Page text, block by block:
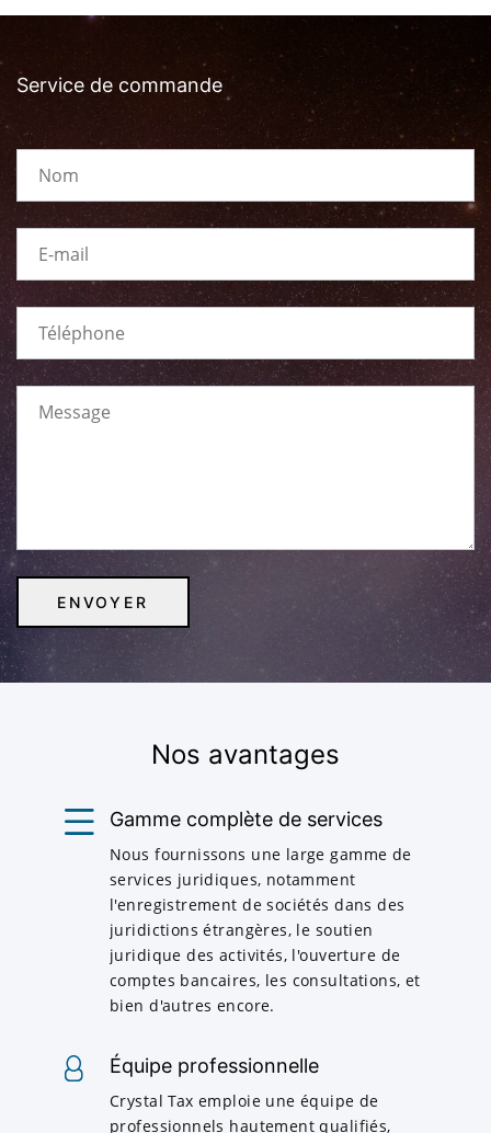
Service de commande
Nos avantages
Gamme complète de services
Nous fournissons une large gamme de
services juridiques, notamment
l'enregistrement de sociétés dans des
juridictions étrangères, le soutien
juridique des activités, l'ouverture de
comptes bancaires, les consultations, et
bien d'autres encore.
Équipe professionnelle
Crystal Tax emploie une équipe de
professionnels hautement qualifiés,